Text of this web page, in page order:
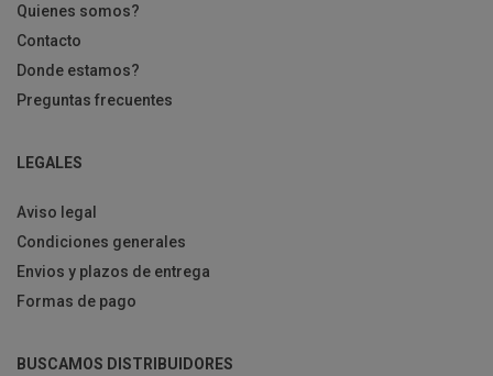
Quienes somos?
Contacto
Donde estamos?
Preguntas frecuentes
LEGALES
Aviso legal
Condiciones generales
Envios y plazos de entrega
Formas de pago
BUSCAMOS DISTRIBUIDORES